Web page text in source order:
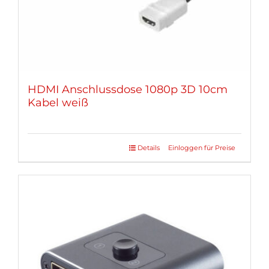
HDMI Anschlussdose 1080p 3D 10cm
Kabel weiß
Einloggen für Preise
Details